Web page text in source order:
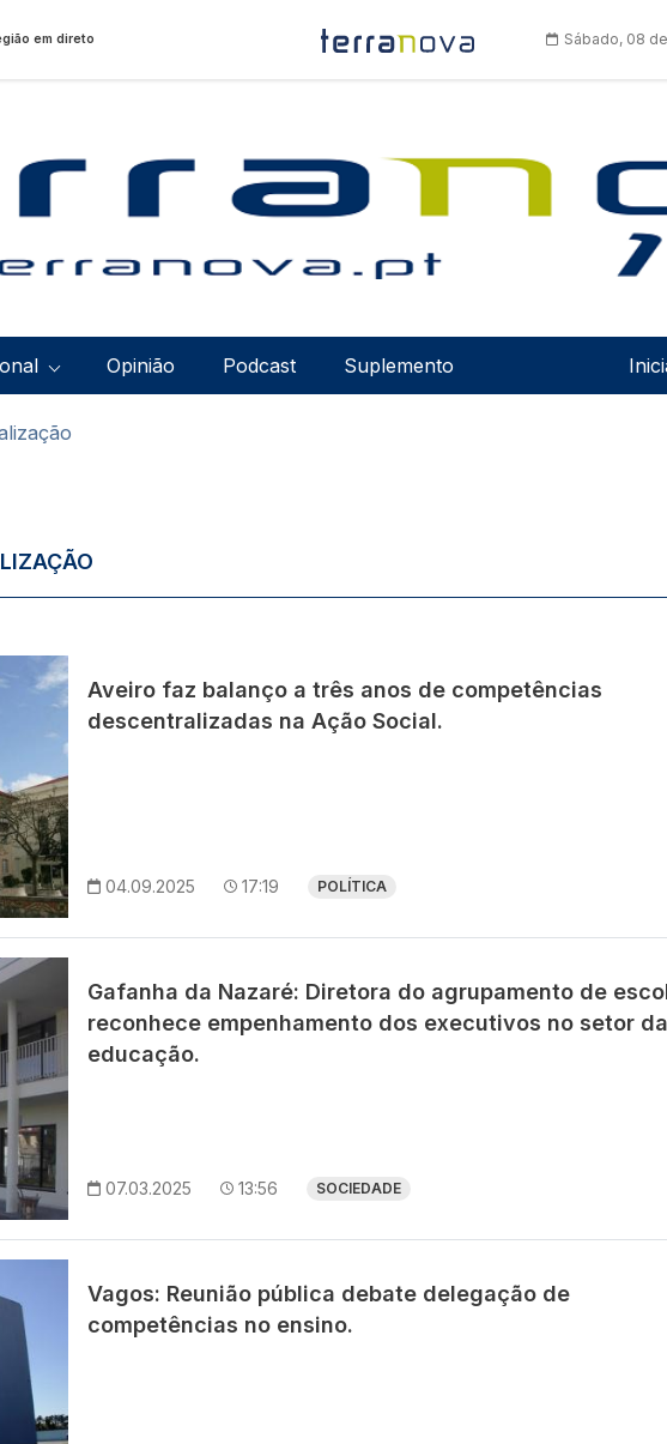
em direto Sábado, 08
Opinião Podcast Suplemento
Aveiro faz balanço a três anos de competências
descentralizadas na Ação Social.
04.09.2025 17:19 POLÍTICA
Gafanha da Nazaré: Diretora do agrupamento de
reconhece empenhamento dos executivos no setor da
educação.
07.03.2025 13:56 SOCIEDADE
Vagos: Reunião pública debate delegação de
competências no ensino.